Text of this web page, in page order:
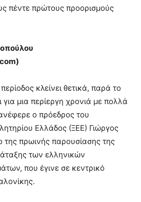
πέντε πρώτους προορισμούς
κλείνει θετικά, παρά το
για μια περίεργη χρονιά με πολλά
ο πρόεδρος του
Ελλάδος (ΞΕΕ) Γιώργος
της πρωινής παρουσίασης της
των ελληνικών
που έγινε σε κεντρικό